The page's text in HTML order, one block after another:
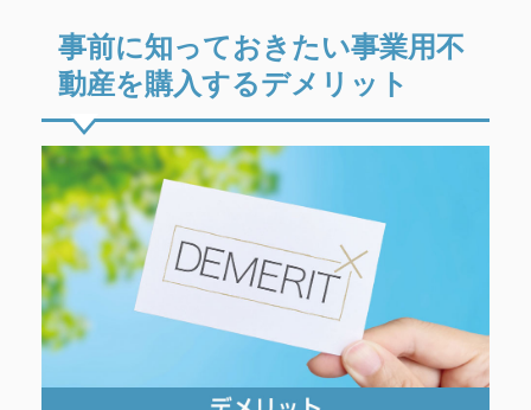
事前に知っておきたい事業用不
動産を購入するデメリット